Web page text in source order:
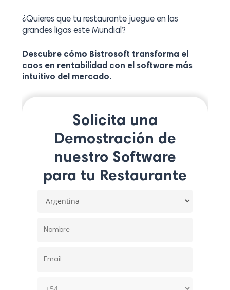
¿Quieres que tu restaurante juegue en las
grandes ligas este Mundial?
Descubre cómo Bistrosoft transforma el
caos en rentabilidad con el software más
intuitivo del mercado.
Solicita una
Demostración de
nuestro Software
para tu Restaurante